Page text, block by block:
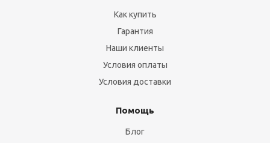
Как купить
Гарантия
Наши клиенты
Условия оплаты
Условия доставки
Помощь
Блог